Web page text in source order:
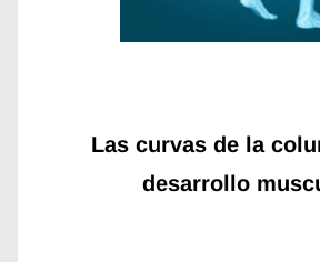
Las curvas de la
desarrollo